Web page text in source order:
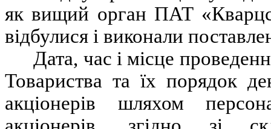
як вищий орган ПАТ
відбулися і виконали
Дата, час і місце
Товариства та їх порядок
акціонерів шляхом